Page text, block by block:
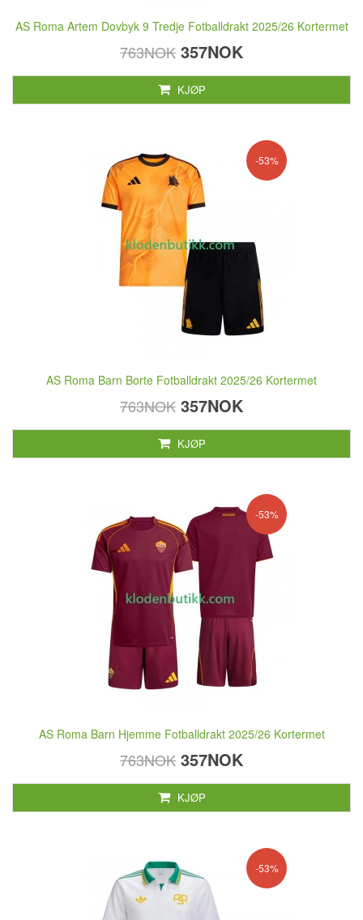
AS Roma Artem Dovbyk 9 Tredje Fotballdrakt 2025/26 Kortermet
763NOK 357NOK
KJØP
-53%
AS Roma Barn Borte Fotballdrakt 2025/26 Kortermet
763NOK 357NOK
KJØP
-53%
AS Roma Barn Hjemme Fotballdrakt 2025/26 Kortermet
763NOK 357NOK
KJØP
-53%